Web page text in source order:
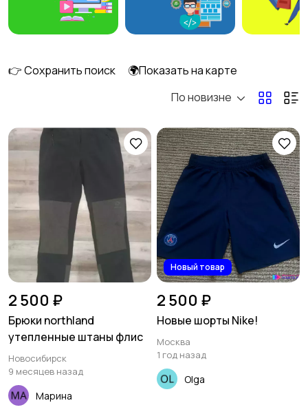
Рубашки Свитеры и толстовки
Спецодежда Спортивная одежда
Другое6
👉 Сохранить поиск
🌍Показать на карте
По новизне
2 500 ₽
Брюки northland
утепленные штаны флис
Новосибирск
9 месяцев назад
Марина
Новый товар
2 500 ₽
Новые шорты Nike!
Москва
1 год назад
Olga